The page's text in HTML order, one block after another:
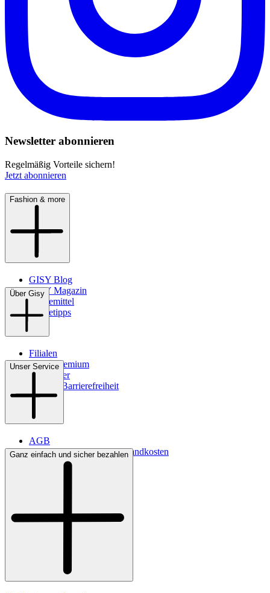
Newsletter abonnieren
Regelmäßig Vorteile sichern!
Jetzt abonnieren
Fashion & more
GISY Blog
GISY Magazin
Pflegemittel
Pflegetipps
Über Gisy
Filialen
WMS-Premium
Newsletter
Digitale Barrierefreiheit
Unser Service
AGB
Lieferbedingungen & Versandkosten
Bezahlung
Ganz einfach und sicher bezahlen